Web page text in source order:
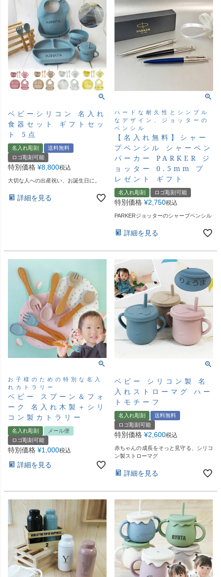
ベビーシリコン 名入れ
食器セット ギフトセッ
ト 5点
名入れ彫刻
送料無料
ロゴ彫刻可能
特別価格 ¥8,800税込
大切な人への出産祝い、お誕生日に。
詳細を見る
ハードな耐久性とシンプル
なデザイン、ジョッターの
ペンシル
【名入れ無料】シャー
プペンシル シャーペン
パーカー PARKER ジ
ョッター 0.5mm プ
レゼント ギフト
名入れ彫刻 ロゴ彫刻可能
特別価格 ¥2,750税込
PARKERジョッターのシャープペンシル
詳細を見る
お子様のための特別な名入
れカトラリー
ベビー スプーン＆フォ
ーク 名入れ木製＋シリ
コン製カトラリー
名入れ彫刻
メール便
ロゴ彫刻可能
特別価格 ¥1,000税込
詳細を見る
ベビー シリコン製 名
入れストローマグ ハー
トモチーフ
名入れ彫刻
送料無料
ロゴ彫刻可能
特別価格 ¥2,600税込
赤ちゃんの成長をそっと見守る、シリコ
ン製ストローマグ
詳細を見る